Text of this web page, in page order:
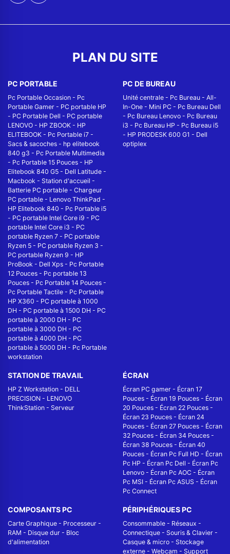
PLAN DU SITE
PC PORTABLE
Pc Portable Occasion - Pc
Portable Gamer - PC portable HP
- PC Portable Dell - PC portable
LENOVO - HP ZBOOK - HP
ELITEBOOK - Pc Portable i7 -
Sacs & sacoches - hp elitebook
840 g3 - Pc Portable Multimedia
- Pc Portable 15 Pouces - HP
Elitebook 840 G5 - Dell Latitude -
Macbook - Station d'accueil -
Batterie PC portable - Chargeur
PC portable - Lenovo ThinkPad -
HP Elitebook 840 - Pc Portable i5
- PC portable Intel Core i9 - PC
portable Intel Core i3 - PC
portable Ryzen 7 - PC portable
Ryzen 5 - PC portable Ryzen 3 -
PC portable Ryzen 9 - HP
ProBook - Dell Xps - Pc Portable
12 Pouces - Pc portable 13
Pouces - Pc Portable 14 Pouces -
Pc Portable Tactile - Pc Portable
HP X360 - PC portable à 1000
DH - PC portable à 1500 DH - PC
portable à 2000 DH - PC
portable à 3000 DH - PC
portable à 4000 DH - PC
portable à 5000 DH - Pc Portable
workstation
PC DE BUREAU
Unité centrale - Pc Bureau - All-
In-One - Mini PC - Pc Bureau Dell
- Pc Bureau Lenovo - Pc Bureau
i3 - Pc Bureau HP - Pc Bureau i5
- HP PRODESK 600 G1 - Dell
optiplex
STATION DE TRAVAIL
HP Z Workstation - DELL
PRECISION - LENOVO
ThinkStation - Serveur
ÉCRAN
Écran PC gamer - Écran 17
Pouces - Écran 19 Pouces - Écran
20 Pouces - Écran 22 Pouces -
Écran 23 Pouces - Écran 24
Pouces - Écran 27 Pouces - Écran
32 Pouces - Écran 34 Pouces -
Écran 38 Pouces - Écran 40
Pouces - Écran Pc Full HD - Écran
Pc HP - Écran Pc Dell - Écran Pc
Lenovo - Écran Pc AOC - Écran
Pc MSI - Écran Pc ASUS - Écran
Pc Connect
COMPOSANTS PC
Carte Graphique - Processeur -
RAM - Disque dur - Bloc
d'alimentation
PÉRIPHÉRIQUES PC
Consommable - Réseaux -
Connectique - Souris & Clavier -
Casque & micro - Stockage
externe - Webcam - Support